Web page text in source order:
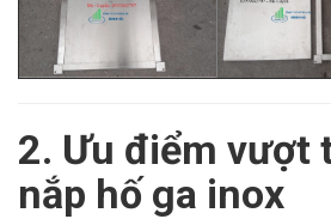
2. Ưu điểm vượt
nắp hố ga inox